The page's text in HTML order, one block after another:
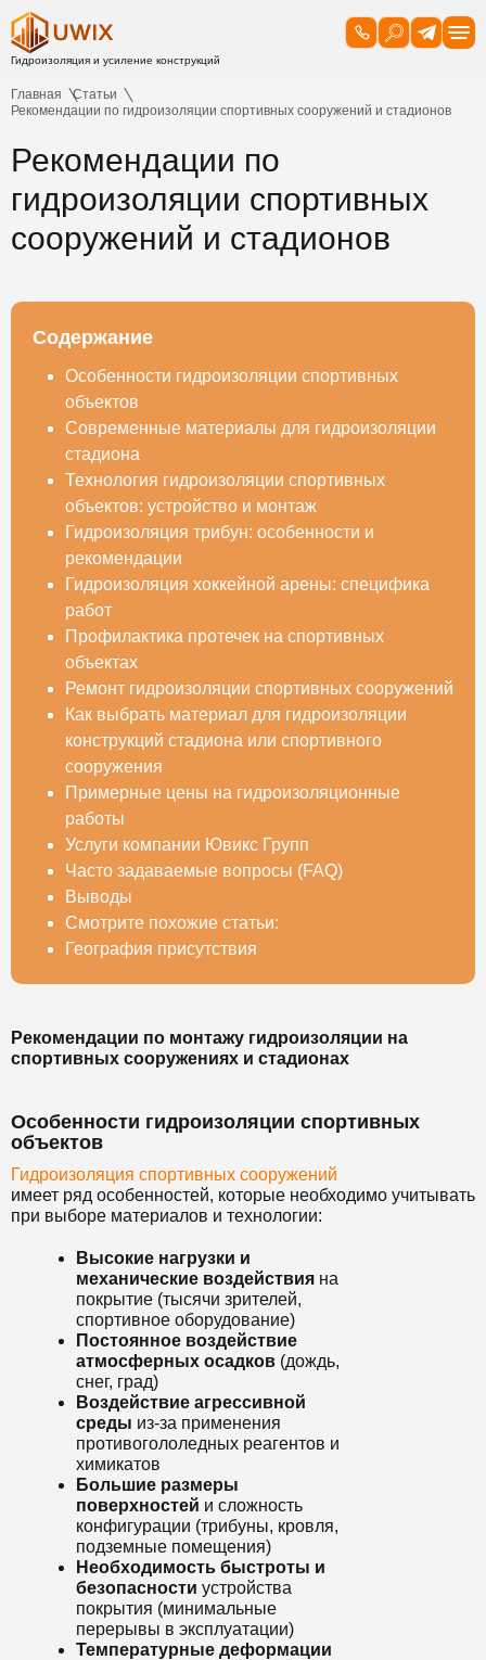
Главная
Статьи
Рекомендации по гидроизоляции спортивных сооружений и стадионов
Рекомендации по
гидроизоляции спортивных
сооружений и стадионов
Содержание
Особенности гидроизоляции спортивных
объектов
Современные материалы для гидроизоляции
стадиона
Технология гидроизоляции спортивных
объектов: устройство и монтаж
Гидроизоляция трибун: особенности и
рекомендации
Гидроизоляция хоккейной арены: специфика
работ
Профилактика протечек на спортивных
объектах
Ремонт гидроизоляции спортивных сооружений
Как выбрать материал для гидроизоляции
конструкций стадиона или спортивного
сооружения
Примерные цены на гидроизоляционные
работы
Услуги компании Ювикс Групп
Часто задаваемые вопросы (FAQ)
Выводы
Смотрите похожие статьи:
География присутствия
Рекомендации по монтажу гидроизоляции на
спортивных сооружениях и стадионах
Особенности гидроизоляции спортивных
объектов
Гидроизоляция спортивных сооружений
имеет ряд особенностей, которые необходимо учитывать
при выборе материалов и технологии:
Высокие нагрузки и
механические воздействия на
покрытие (тысячи зрителей,
спортивное оборудование)
Постоянное воздействие
атмосферных осадков (дождь,
снег, град)
Воздействие агрессивной
среды из-за применения
противогололедных реагентов и
химикатов
Большие размеры
поверхностей и сложность
конфигурации (трибуны, кровля,
подземные помещения)
Необходимость быстроты и
безопасности устройства
покрытия (минимальные
перерывы в эксплуатации)
Температурные деформации